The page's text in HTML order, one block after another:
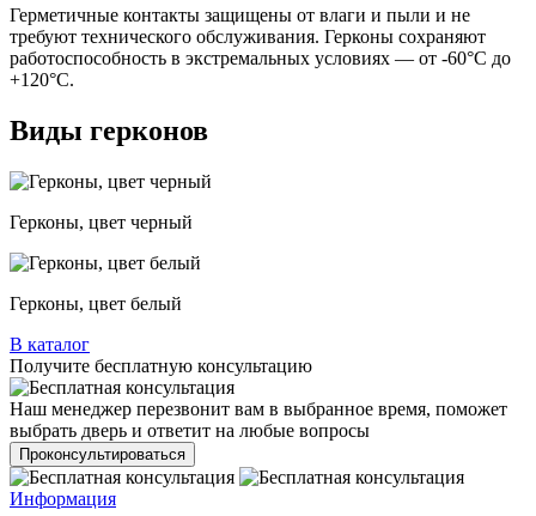
Герметичные контакты защищены от влаги и пыли и не
требуют технического обслуживания. Герконы сохраняют
работоспособность в экстремальных условиях — от -60°C до
+120°C.
Виды герконов
Герконы, цвет черный
Герконы, цвет белый
В каталог
Получите бесплатную консультацию
Наш менеджер перезвонит вам в выбранное время, поможет
выбрать дверь и ответит на любые вопросы
Проконсультироваться
Информация